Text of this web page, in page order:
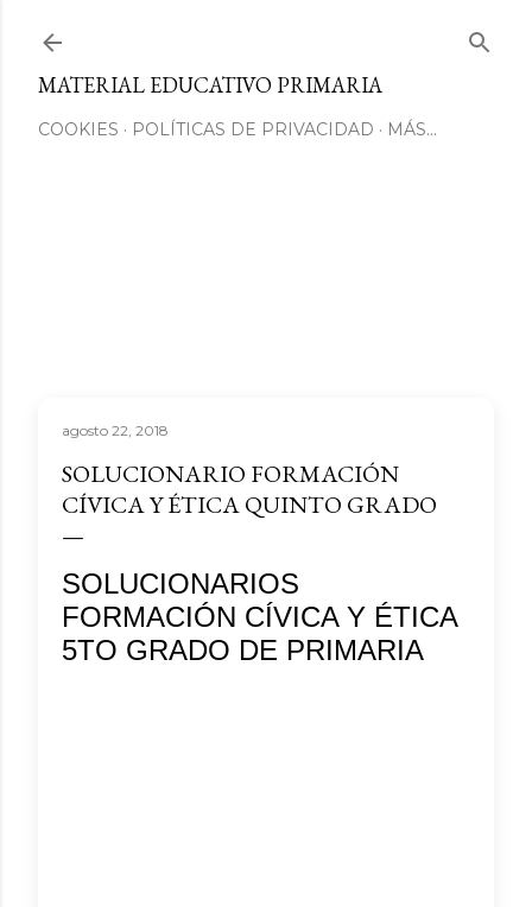
MATERIAL EDUCATIVO PRIMARIA
COOKIES POLÍTICAS DE PRIVACIDAD MÁS…
agosto 22, 2018
SOLUCIONARIO FORMACIÓN
CÍVICA Y ÉTICA QUINTO GRADO
SOLUCIONARIOS
FORMACIÓN CÍVICA Y ÉTICA
5TO GRADO DE PRIMARIA